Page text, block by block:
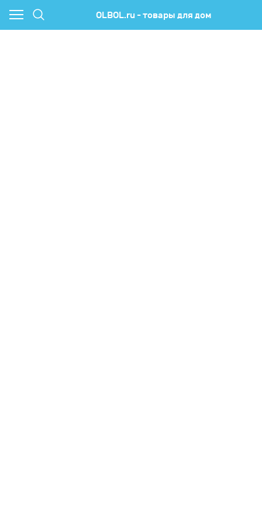
OLBOL.ru - товары для дом